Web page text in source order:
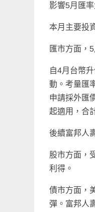
影響5月匯
本月主要投
匯市方面，
自4月台幣
動。考量匯
申請採外匯
起適用，合
後續富邦人
股市方面，
利得。
債市方面，
彈。富邦人